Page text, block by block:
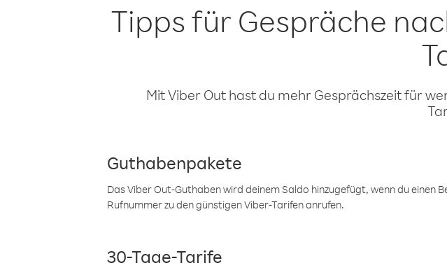
Tipps für Gespräche
Mit Viber Out hast du mehr Gesprächszeit für
Guthabenpakete
Das Viber Out-Guthaben wird deinem Saldo hinzugefügt, wenn du einen
Rufnummer zu den günstigen Viber-Tarifen anrufen.
30-Tage-Tarife